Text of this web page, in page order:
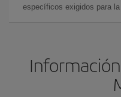
específicos exigidos para